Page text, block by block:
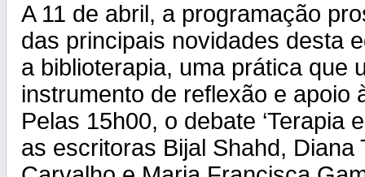
A 11 de abril, a programação
das principais novidades desta
a biblioterapia, uma prática que
instrumento de reflexão e apoio
Pelas 15h00, o debate ‘Terapia
as escritoras Bijal Shahd, Diana